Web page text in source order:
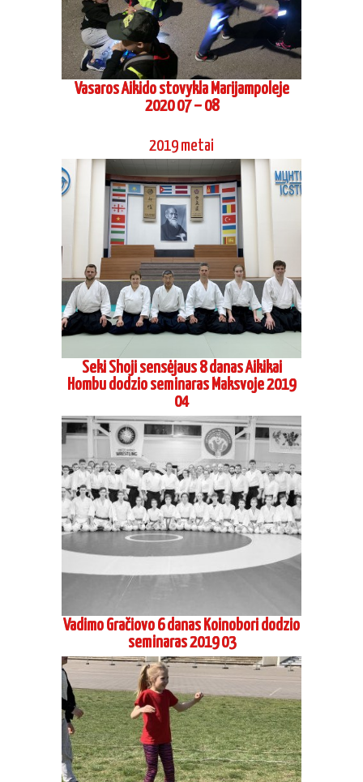
Vasaros Aikido stovykla Marijampoleje
2020 07 – 08
2019 metai
Seki Shoji sensėjaus 8 danas Aikikai
Hombu dodzio seminaras Maksvoje 2019
04
Vadimo Gračiovo 6 danas Koinobori dodzio
seminaras 2019 03